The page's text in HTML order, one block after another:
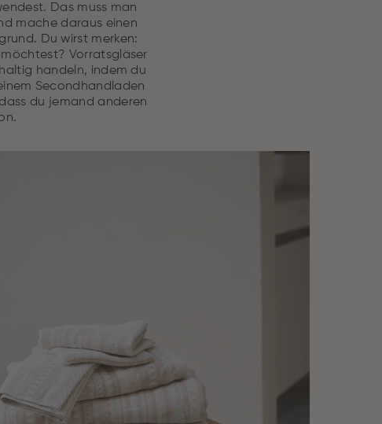
Das muss man
mache daraus einen
Du wirst merken:
Vorratsgläser
handeln, indem du
Secondhandladen
du jemand anderen